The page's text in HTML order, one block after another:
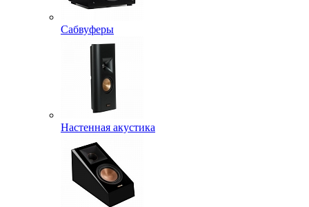
Сабвуферы
Настенная акустика